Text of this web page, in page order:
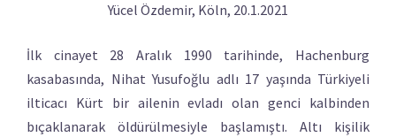
Yücel Özdemir, Köln, 20.1.2021
İlk cinayet 28 Aralık 1990 tarihinde, Hachenburg
kasabasında, Nihat Yusufoğlu adlı 17 yaşında Türkiyeli
ilticacı Kürt bir ailenin evladı olan genci kalbinden
bıçaklanarak öldürülmesiyle başlamıştı. Altı kişilik